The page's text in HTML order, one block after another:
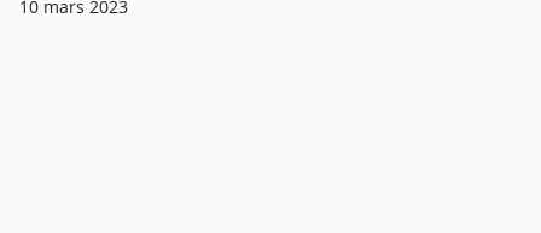
10 mars 2023